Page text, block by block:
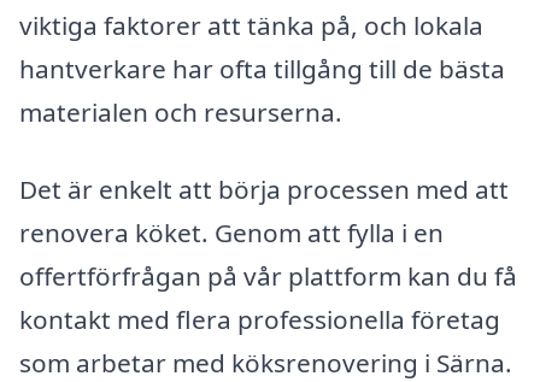
viktiga faktorer att tänka på, och lokala
hantverkare har ofta tillgång till de bästa
materialen och resurserna.
Det är enkelt att börja processen med att
renovera köket. Genom att fylla i en
offertförfrågan på vår plattform kan du få
kontakt med flera professionella företag
som arbetar med köksrenovering i Särna.